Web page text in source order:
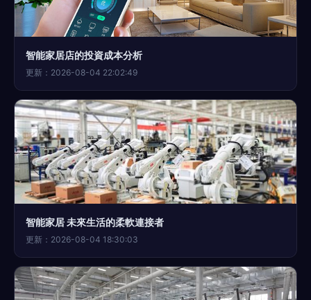
智能家居店的投資成本分析
更新：2026-08-04 22:02:49
智能家居 未來生活的柔軟連接者
更新：2026-08-04 18:30:03